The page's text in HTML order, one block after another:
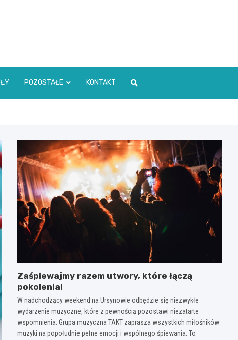
POZOSTAŁE KONTAKT
Zaśpiewajmy razem utwory, które łączą
pokolenia!
W nadchodzący weekend na Ursynowie odbędzie się niezwykłe
wydarzenie muzyczne, które z pewnością pozostawi niezatarte
wspomnienia. Grupa muzyczna TAKT zaprasza wszystkich miłośników
muzyki na popołudnie pełne emocji i wspólnego śpiewania. To